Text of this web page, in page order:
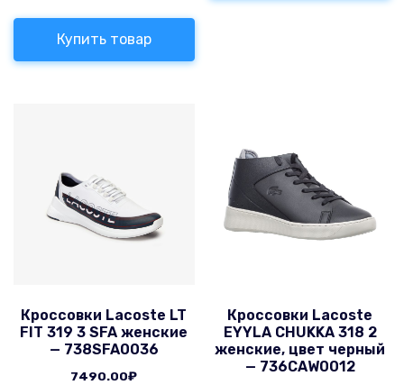
Купить товар
Кроссовки Lacoste LT
FIT 319 3 SFA женские
— 738SFA0036
7490.00₽
Кроссовки Lacoste
EYYLA CHUKKA 318 2
женские, цвет черный
— 736CAW0012